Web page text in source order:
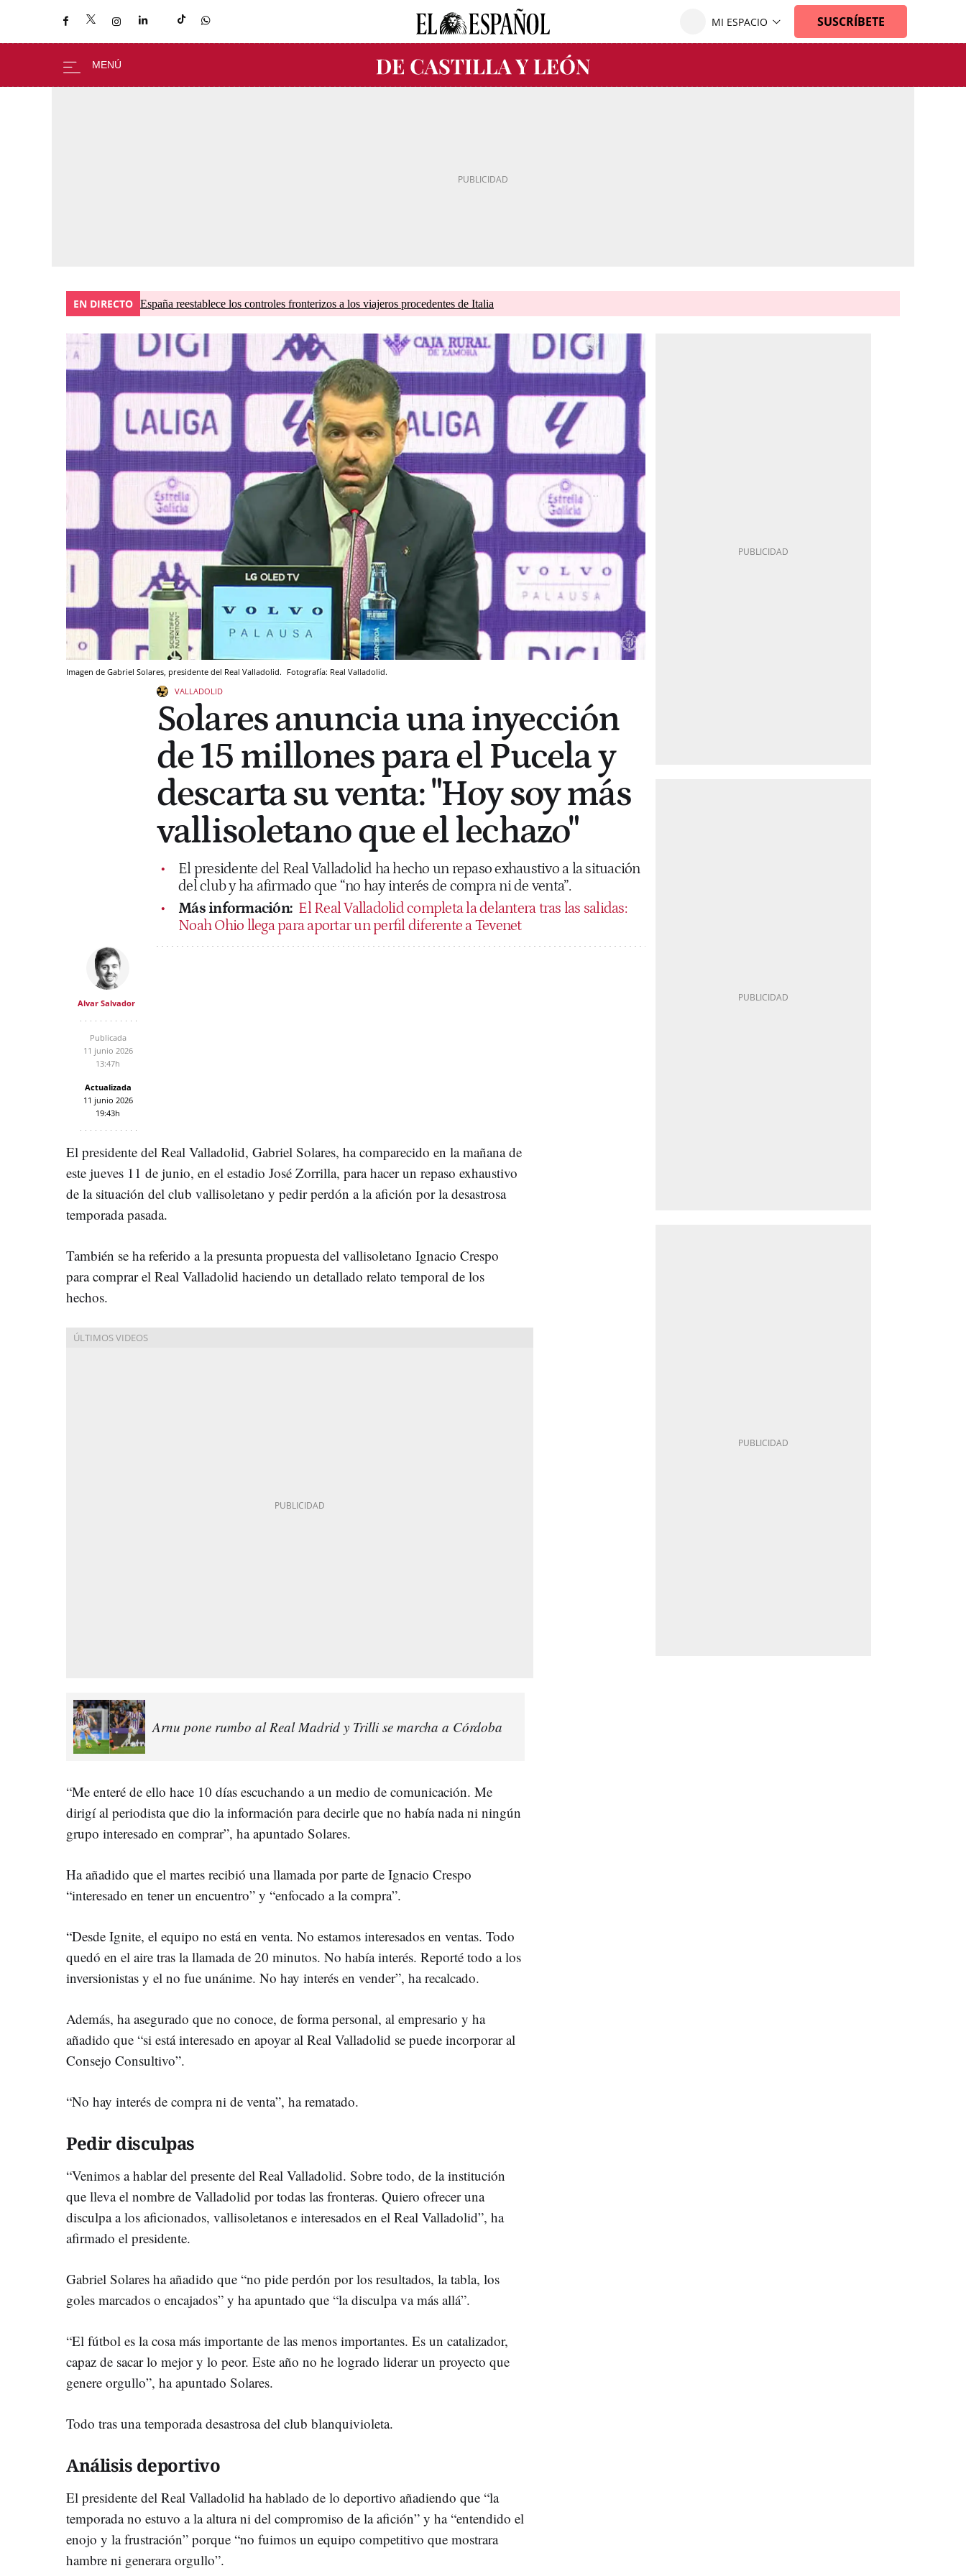
EN DIRECTO España reestablece los controles fronterizos a los viajeros procedentes de Italia
Imagen de Gabriel Solares, presidente del Real Valladolid. Fotografía: Real Valladolid.
VALLADOLID
Solares anuncia una inyección
de 15 millones para el Pucela y
descarta su venta: "Hoy soy más
vallisoletano que el lechazo"
El presidente del Real Valladolid ha hecho un repaso exhaustivo a la situación
del club y ha afirmado que “no hay interés de compra ni de venta”.
Más información: El Real Valladolid completa la delantera tras las salidas:
Noah Ohio llega para aportar un perfil diferente a Tevenet
Alvar Salvador
Publicada
11 junio 2026
13:47h
Actualizada
11 junio 2026
19:43h
El presidente del Real Valladolid, Gabriel Solares, ha comparecido en la mañana de
este jueves 11 de junio, en el estadio José Zorrilla, para hacer un repaso exhaustivo
de la situación del club vallisoletano y pedir perdón a la afición por la desastrosa
temporada pasada.
También se ha referido a la presunta propuesta del vallisoletano Ignacio Crespo
para comprar el Real Valladolid haciendo un detallado relato temporal de los
hechos.
Arnu pone rumbo al Real Madrid y Trilli se marcha a Córdoba
“Me enteré de ello hace 10 días escuchando a un medio de comunicación. Me
dirigí al periodista que dio la información para decirle que no había nada ni ningún
grupo interesado en comprar”, ha apuntado Solares.
Ha añadido que el martes recibió una llamada por parte de Ignacio Crespo
“interesado en tener un encuentro” y “enfocado a la compra”.
“Desde Ignite, el equipo no está en venta. No estamos interesados en ventas. Todo
quedó en el aire tras la llamada de 20 minutos. No había interés. Reporté todo a los
inversionistas y el no fue unánime. No hay interés en vender”, ha recalcado.
Además, ha asegurado que no conoce, de forma personal, al empresario y ha
añadido que “si está interesado en apoyar al Real Valladolid se puede incorporar al
Consejo Consultivo”.
“No hay interés de compra ni de venta”, ha rematado.
Pedir disculpas
“Venimos a hablar del presente del Real Valladolid. Sobre todo, de la institución
que lleva el nombre de Valladolid por todas las fronteras. Quiero ofrecer una
disculpa a los aficionados, vallisoletanos e interesados en el Real Valladolid”, ha
afirmado el presidente.
Gabriel Solares ha añadido que “no pide perdón por los resultados, la tabla, los
goles marcados o encajados” y ha apuntado que “la disculpa va más allá”.
“El fútbol es la cosa más importante de las menos importantes. Es un catalizador,
capaz de sacar lo mejor y lo peor. Este año no he logrado liderar un proyecto que
genere orgullo”, ha apuntado Solares.
Todo tras una temporada desastrosa del club blanquivioleta.
Análisis deportivo
El presidente del Real Valladolid ha hablado de lo deportivo añadiendo que “la
temporada no estuvo a la altura ni del compromiso de la afición” y ha “entendido el
enojo y la frustración” porque “no fuimos un equipo competitivo que mostrara
hambre ni generara orgullo”.